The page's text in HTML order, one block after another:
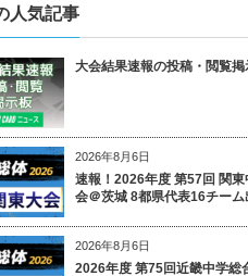
人気記事
大会結果速報の投稿・閲覧掲
2026年8月6日
速報！2026年度 第57回 関
会＠茨城 8都県代表16チー
2026年8月6日
2026年度 第75回近畿中学総